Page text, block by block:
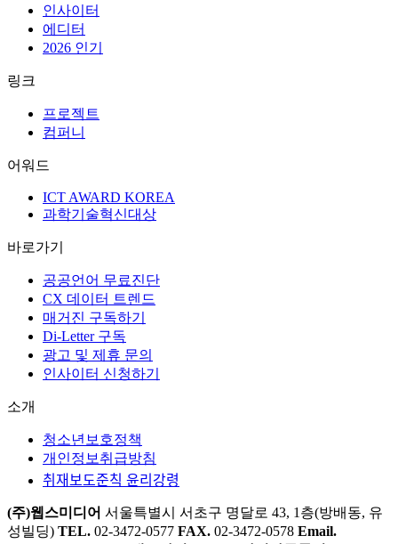
인사이터
에디터
2026 인기
링크
프로젝트
컴퍼니
어워드
ICT AWARD KOREA
과학기술혁신대상
바로가기
공공언어 무료진단
CX 데이터 트렌드
매거진 구독하기
Di-Letter 구독
광고 및 제휴 문의
인사이터 신청하기
소개
청소년보호정책
개인정보취급방침
취재보도준칙 윤리강령
(주)웹스미디어 서울특별시 서초구 명달로 43, 1층(방배동, 유
성빌딩) TEL. 02-3472-0577 FAX. 02-3472-0578 Email.